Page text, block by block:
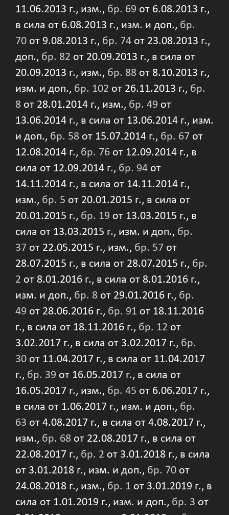
11.06.2013 г., изм., бр. 69 от 6.08.2013 г.,
в сила от 6.08.2013 г., изм. и доп., бр.
70 от 9.08.2013 г., бр. 74 от 23.08.2013 г.,
доп., бр. 82 от 20.09.2013 г., в сила от
20.09.2013 г., изм., бр. 88 от 8.10.2013 г.,
изм. и доп., бр. 102 от 26.11.2013 г., бр.
8 от 28.01.2014 г., изм., бр. 49 от
13.06.2014 г., в сила от 13.06.2014 г., изм.
и доп., бр. 58 от 15.07.2014 г., бр. 67 от
12.08.2014 г., бр. 76 от 12.09.2014 г., в
сила от 12.09.2014 г., бр. 94 от
14.11.2014 г., в сила от 14.11.2014 г.,
изм., бр. 5 от 20.01.2015 г., в сила от
20.01.2015 г., бр. 19 от 13.03.2015 г., в
сила от 13.03.2015 г., изм. и доп., бр.
37 от 22.05.2015 г., изм., бр. 57 от
28.07.2015 г., в сила от 28.07.2015 г., бр.
2 от 8.01.2016 г., в сила от 8.01.2016 г.,
изм. и доп., бр. 8 от 29.01.2016 г., бр.
49 от 28.06.2016 г., бр. 91 от 18.11.2016
г., в сила от 18.11.2016 г., бр. 12 от
3.02.2017 г., в сила от 3.02.2017 г., бр.
30 от 11.04.2017 г., в сила от 11.04.2017
г., бр. 39 от 16.05.2017 г., в сила от
16.05.2017 г., изм., бр. 45 от 6.06.2017 г.,
в сила от 1.06.2017 г., изм. и доп., бр.
63 от 4.08.2017 г., в сила от 4.08.2017 г.,
изм., бр. 68 от 22.08.2017 г., в сила от
22.08.2017 г., бр. 2 от 3.01.2018 г., в сила
от 3.01.2018 г., изм. и доп., бр. 70 от
24.08.2018 г., изм., бр. 1 от 3.01.2019 г., в
сила от 1.01.2019 г., изм. и доп., бр. 3 от